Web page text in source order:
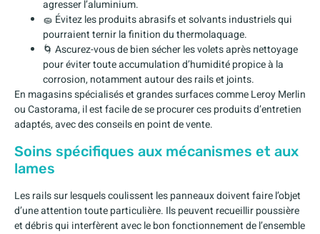
agresser l’aluminium.
🧽 Évitez les produits abrasifs et solvants industriels qui
pourraient ternir la finition du thermolaquage.
🌀 Ascurez-vous de bien sécher les volets après nettoyage
pour éviter toute accumulation d’humidité propice à la
corrosion, notamment autour des rails et joints.
En magasins spécialisés et grandes surfaces comme Leroy Merlin
ou Castorama, il est facile de se procurer ces produits d’entretien
adaptés, avec des conseils en point de vente.
Soins spécifiques aux mécanismes et aux
lames
Les rails sur lesquels coulissent les panneaux doivent faire l’objet
d’une attention toute particulière. Ils peuvent recueillir poussière
et débris qui interfèrent avec le bon fonctionnement de l’ensemble